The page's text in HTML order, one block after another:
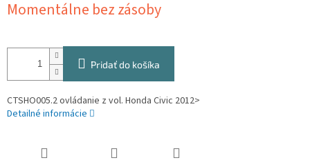
cena:
Momentálne bez zásoby
Pridať do košíka
CTSHO005.2 ovládanie z vol. Honda Civic 2012>
Detailné informácie